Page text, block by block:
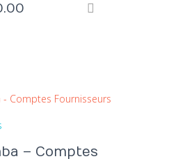
– Comptes